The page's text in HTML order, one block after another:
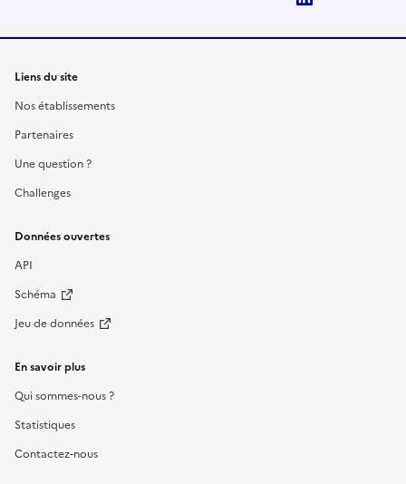
Liens du site
Nos établissements
Partenaires
Une question ?
Challenges
Données ouvertes
API
Schéma
Jeu de données
En savoir plus
Qui sommes-nous ?
Statistiques
Contactez-nous